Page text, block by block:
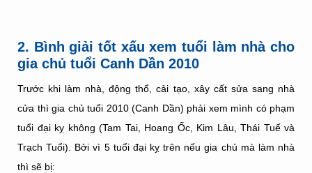
2. Bình giải tốt xấu xem tuổi làm nhà cho
gia chủ tuổi Canh Dần 2010
Trước khi làm nhà, động thổ, cải tạo, xây cất sửa sang nhà
cửa thì gia chủ tuổi 2010 (Canh Dần) phải xem mình có phạm
tuổi đại kỵ không (Tam Tai, Hoang Ốc, Kim Lâu, Thái Tuế và
Trạch Tuổi). Bởi vì 5 tuổi đại kỵ trên nếu gia chủ mà làm nhà
thì sẽ bị: